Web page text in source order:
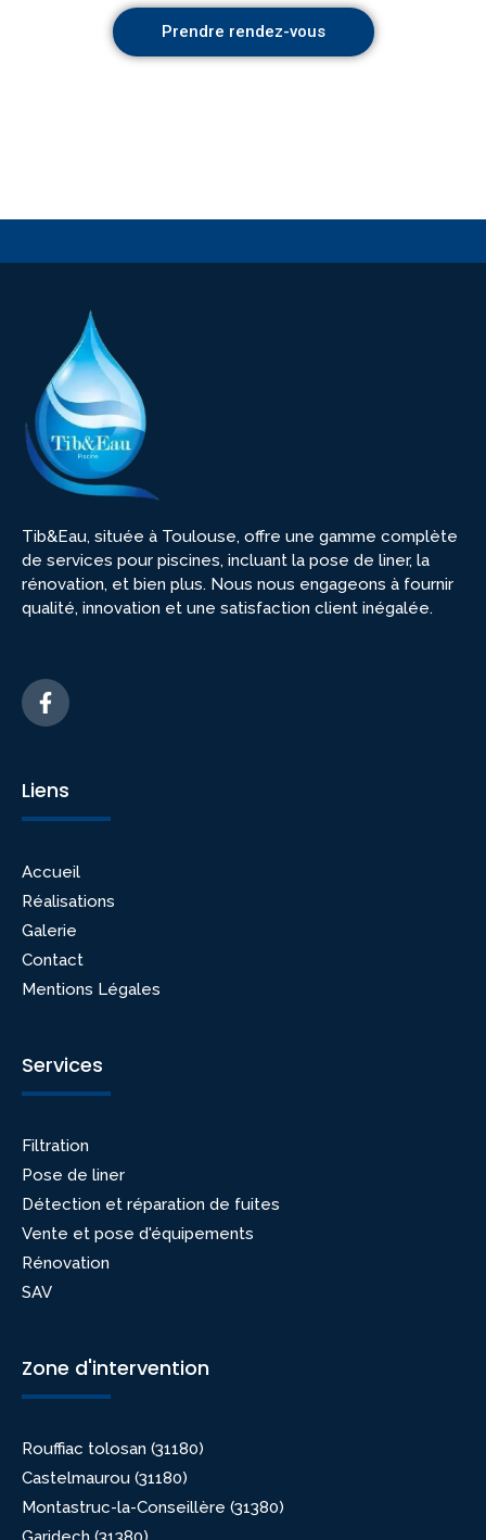
Prendre rendez-vous
Tib&Eau, située à Toulouse, offre une gamme complète
de services pour piscines, incluant la pose de liner, la
rénovation, et bien plus. Nous nous engageons à fournir
qualité, innovation et une satisfaction client inégalée.
Liens
Accueil
Réalisations
Galerie
Contact
Mentions Légales
Services
Filtration
Pose de liner
Détection et réparation de fuites
Vente et pose d'équipements
Rénovation
SAV
Zone d'intervention
Rouffiac tolosan (31180)
Castelmaurou (31180)
Montastruc-la-Conseillère (31380)